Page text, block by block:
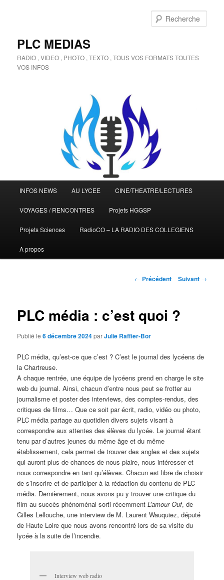
PLC MEDIAS
RADIO , VIDEO , PHOTO , TEXTO , TOUS VOS FORMATS TOUTES
VOS INFOS
principal
INFOS NEWS AU LYCEE CINE/THEATRE/LECTURES
VOYAGES / RENCONTRES Projets HGGSP
Projets Sciences RadioCO – LA RADIO DES COLLEGIENS
A propos
Navigation
← Précédent Suivant →
PLC média : c’est quoi ?
Publié le6 décembre 2024parJulie Raffier-Bor
PLC média, qu’est-ce que c’est ? C’est le journal des lycéens de
la Chartreuse.
A chaque rentrée, une équipe de lycéens prend en charge le site
web du journal. Ainsi, chacun d’entre nous peut se frotter au
journalisme et poster des interviews, des comptes-rendus, des
critiques de films… Que ce soit par écrit, radio, vidéo ou photo,
PLC média partage au quotidien divers sujets visant à
correspondre aux attentes des élèves du lycée. Le journal étant
tenu par d’autres jeunes du même âge et du même
établissement, cela permet de trouver des angles et des sujets
qui auront plus de chances de nous plaire, nous intéresser et
nous correspondre en tant qu’élèves. Chacun est libre de choisir
de s’inscrire et de participer à la rédaction du contenu de PLC
média. Dernièrement, nous avons pu y trouver une critique du
film au succès phénoménal sorti récemmentL’amour Ouf, de
Gilles Lellouche, une interview de M. Laurent Wauquiez, député
de Haute Loire que nous avons rencontré lors de sa visite du
lycée à la suite de l’incendie.
Interview web radio